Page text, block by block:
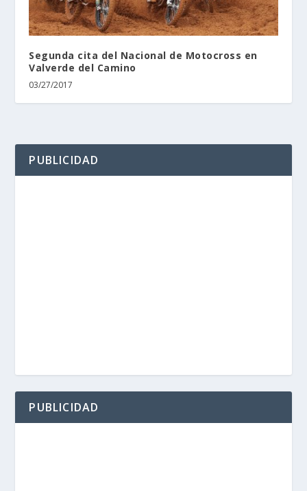
Segunda cita del Nacional de Motocross en
Valverde del Camino
03/27/2017
PUBLICIDAD
PUBLICIDAD